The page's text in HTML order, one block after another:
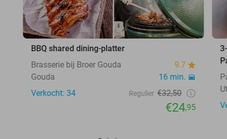
BBQ shared dining-platter
Brasserie bij Broer Gouda
9.7
Gouda
16 min.
Verkocht: 34
Regulier €32,50
€24,95